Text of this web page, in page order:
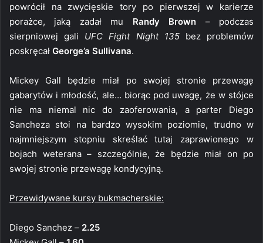
powrócił na zwycięskie tory po pierwszej w karierze
porażce, jaką zadał mu Randy Brown – podczas
sierpniowej gali UFC Fight Night 135bez problemów
poskręcał George’a Sullivana.
Mickey Gall będzie miał po swojej stronie przewagę
gabarytów i młodość, ale… biorąc pod uwagę, że w stójce
nie ma niemal nic do zaoferowania, a parter Diego
Sancheza stoi na bardzo wysokim poziomie, trudno w
najmniejszym stopniu skreślać tutaj zaprawionego w
bojach weterana – szczególnie, że będzie miał on po
swojej stronie przewagę kondycyjną.
Przewidywane kursy bukmacherskie:
Diego Sanchez – 2.25